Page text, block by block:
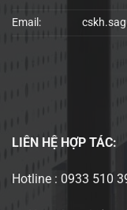
Email:
LIÊN HỆ HỢP TÁC:
Hotline : 0933 510